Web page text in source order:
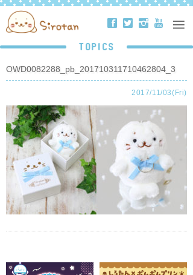
ä å ë ð
TOPICS
OWD0082288_pb_201710311710462804_3
2017/11/03(Fri)